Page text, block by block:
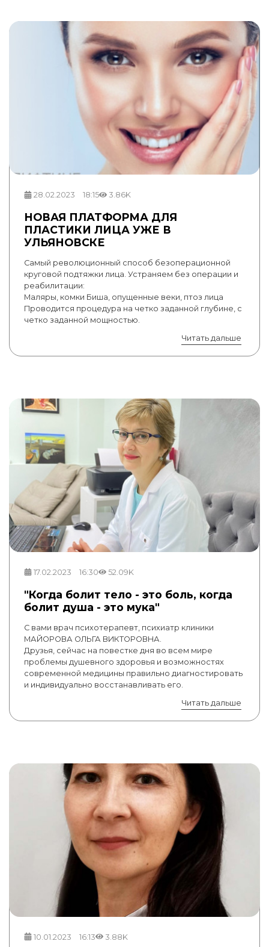
28.02.2023 18:15 3.86K
НОВАЯ ПЛАТФОРМА ДЛЯ
ПЛАСТИКИ ЛИЦА УЖЕ В
УЛЬЯНОВСКЕ
Самый революционный способ безоперационной
круговой подтяжки лица. Устраняем без операции и
реабилитации:
Маляры, комки Биша, опущенные веки, птоз лица
Проводится процедура на четко заданной глубине, с
четко заданной мощностью.
Читать дальше
17.02.2023 16:30 52.09K
"Когда болит тело - это боль, когда
болит душа - это мука"
С вами врач психотерапевт, психиатр клиники
МАЙОРОВА ОЛЬГА ВИКТОРОВНА.
Друзья, сейчас на повестке дня во всем мире
проблемы душевного здоровья и возможностях
современной медицины правильно диагностировать
и индивидуально восстанавливать его.
Читать дальше
10.01.2023 16:13 3.88K